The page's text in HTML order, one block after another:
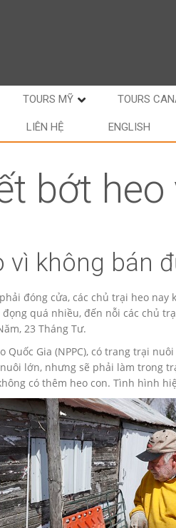
TOURS MỸ TOURS
LIÊN HỆ ENGLISH
bớt
vì không bán
đóng cửa, các chủ trại heo nay
quá nhiều, đến nỗi các chủ
23 Tháng Tư.
Quốc Gia (NPPC), có trang trại
lớn, nhưng sẽ phải làm trong
có thêm heo con. Tình hình